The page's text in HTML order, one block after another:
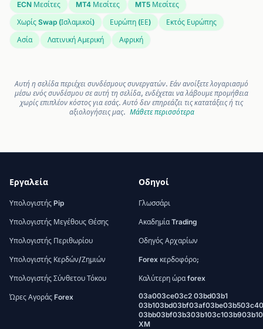
ECN Μεσίτες MT4 Μεσίτες
MT5 Μεσίτες
Χωρίς Swap (Ισλαμικοί)
Ευρώπη (ΕΕ)
Εκτός Ευρώπης
Ασία
Λατινική Αμερική Αφρική
Αυτή η σελίδα περιέχει συνδέσμους συνεργατών. Εάν ανοίξετε λογαριασμό
μέσω ενός συνδέσμου σε αυτή τη σελίδα, ενδέχεται να λάβουμε προμήθεια
χωρίς επιπλέον κόστος για εσάς. Αυτό δεν επηρεάζει τις κατατάξεις ή τις
αξιολογήσεις μας. Μάθετε περισσότερα
Εργαλεία
Υπολογιστής Pip
Υπολογιστής Μεγέθους Θέσης
Υπολογιστής Περιθωρίου
Υπολογιστής Κερδών/Ζημιών
Υπολογιστής Σύνθετου Τόκου
Ώρες Αγοράς Forex
Οδηγοί
Γλωσσάρι
Ακαδημία Trading
Οδηγός Αρχαρίων
Forex κερδοφόρο;
Καλύτερη ώρα forex
03a003ce03c2 03bd03b1
XM